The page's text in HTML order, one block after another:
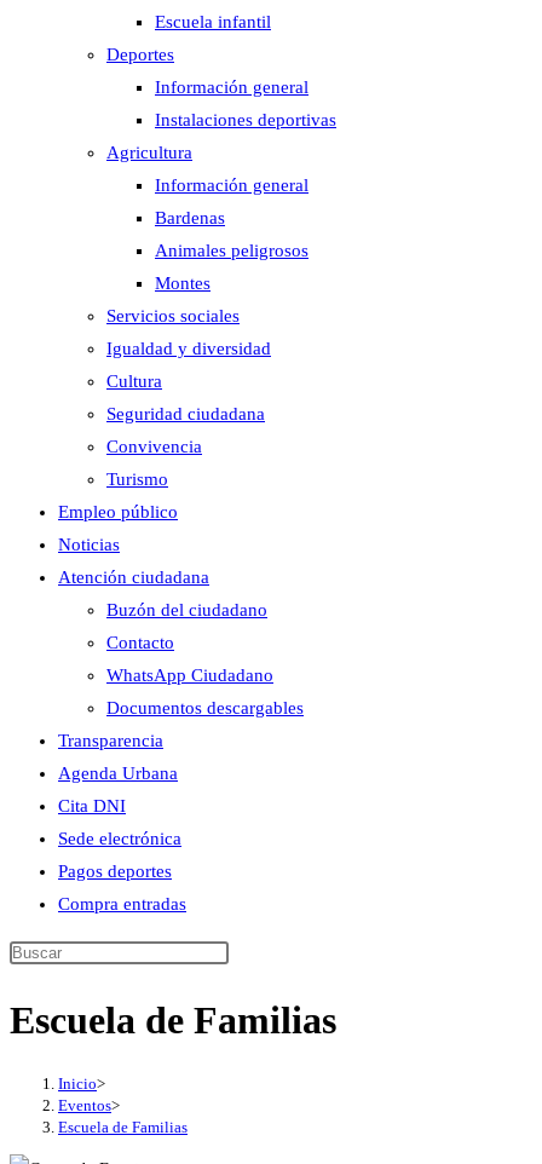
Escuela infantil
Deportes
Información general
Instalaciones deportivas
Agricultura
Información general
Bardenas
Animales peligrosos
Montes
Servicios sociales
Igualdad y diversidad
Cultura
Seguridad ciudadana
Convivencia
Turismo
Empleo público
Noticias
Atención ciudadana
Buzón del ciudadano
Contacto
WhatsApp Ciudadano
Documentos descargables
Transparencia
Agenda Urbana
Cita DNI
Sede electrónica
Pagos deportes
Compra entradas
Buscar
esta
Escuela de Familias
Inicio>
Eventos>
Escuela de Familias